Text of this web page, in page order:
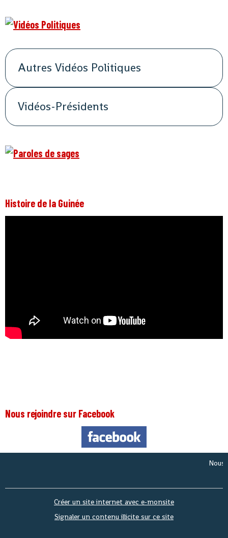
Autres Vidéos Politiques
Vidéos-Présidents
Histoire de la Guinée
Nous rejoindre sur Facebook
Nous
Créer un site internet avec e-monsite
Signaler un contenu illicite sur ce site